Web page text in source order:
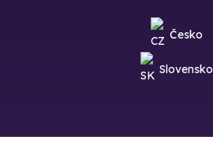
Česko
Slovensko